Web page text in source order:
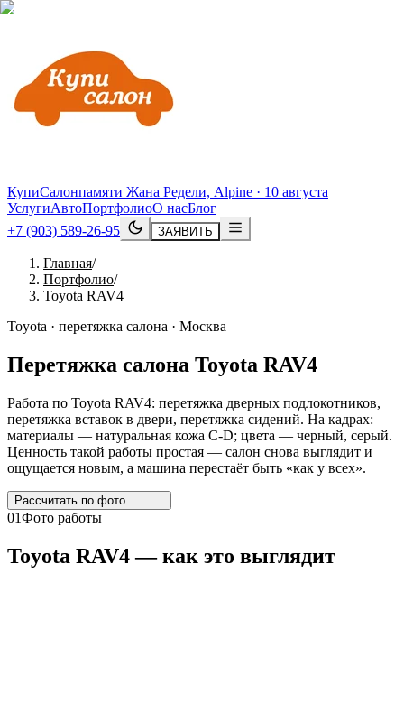
КупиСалонпамяти Жана Редели, Alpine · 10 августа
УслугиАвтоПортфолиоО насБлог
+7 (903) 589-26-95
ЗАЯВИТЬ
Главная/
Портфолио/
Toyota RAV4
Toyota · перетяжка салона · Москва
Перетяжка салона Toyota RAV4
Работа по Toyota RAV4: перетяжка дверных подлокотников,
перетяжка вставок в двери, перетяжка сидений. На кадрах:
материалы — натуральная кожа C-D; цвета — черный, серый.
Ценность такой работы простая — салон снова выглядит и
ощущается новым, а машина перестаёт быть «как у всех».
Рассчитать по фото
01Фото работы
Toyota RAV4— как это выглядит